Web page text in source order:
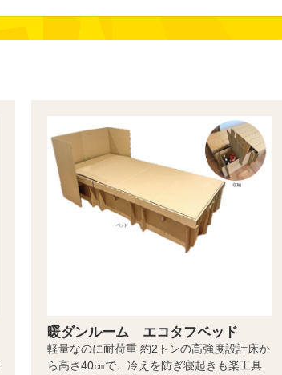
暖ダンルーム エコタフベッド
軽量なのに耐荷重 約2トンの高強度設計床か
ら高さ40㎝で、冷えを防ぎ寝起きも楽工具